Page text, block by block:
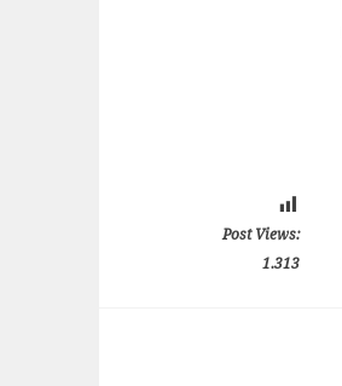
Post Views:
1.313